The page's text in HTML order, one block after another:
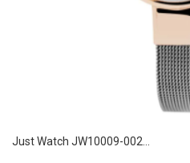
Just Watch JW10009-002...